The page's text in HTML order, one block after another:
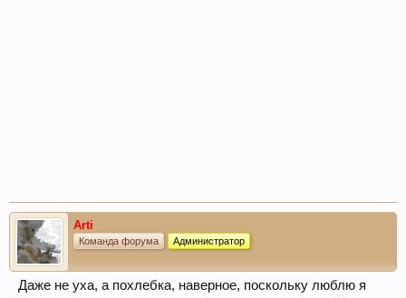
Arti
Команда форума Администратор
Даже не уха, а похлебка, наверное, поскольку люблю я